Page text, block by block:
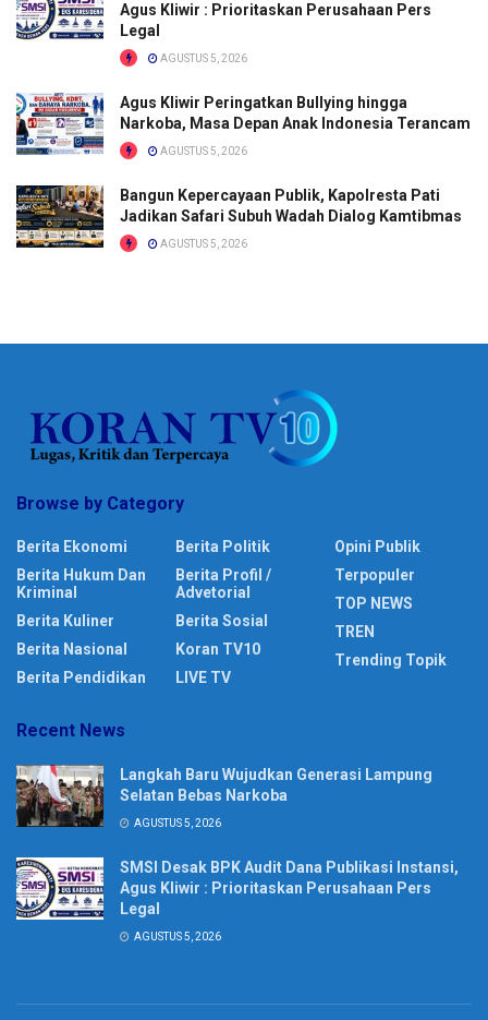
Agus Kliwir : Prioritaskan Perusahaan Pers
Legal
AGUSTUS 5, 2026
Agus Kliwir Peringatkan Bullying hingga
Narkoba, Masa Depan Anak Indonesia Terancam
AGUSTUS 5, 2026
Bangun Kepercayaan Publik, Kapolresta Pati
Jadikan Safari Subuh Wadah Dialog Kamtibmas
AGUSTUS 5, 2026
Browse by Category
Berita Ekonomi
Berita Hukum Dan
Kriminal
Berita Kuliner
Berita Nasional
Berita Pendidikan
Berita Politik
Berita Profil /
Advetorial
Berita Sosial
Koran TV10
LIVE TV
Opini Publik
Terpopuler
TOP NEWS
TREN
Trending Topik
Recent News
Langkah Baru Wujudkan Generasi Lampung
Selatan Bebas Narkoba
AGUSTUS 5, 2026
SMSI Desak BPK Audit Dana Publikasi Instansi,
Agus Kliwir : Prioritaskan Perusahaan Pers
Legal
AGUSTUS 5, 2026